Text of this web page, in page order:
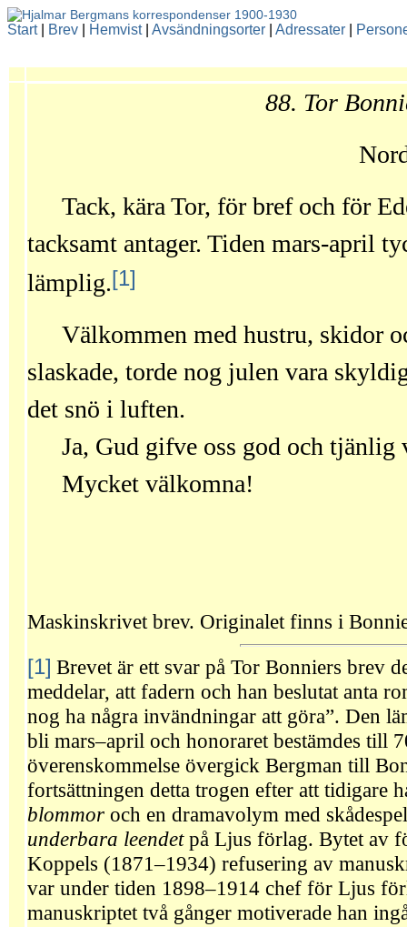
Start| Brev Hemvist| Avsändningsorter Adressater
88. Tor
Tack, kära Tor, för bref och för
tacksamt antager. Tiden mars-april
lämplig.[1]
Välkommen med hustru, skidor
slaskade, torde nog julen vara
det snö i luften.
Ja, Gud gifve oss god och tjänlig
Mycket välkomna!
Maskinskrivet brev. Originalet finns i
[1] Brevet är ett svar på Tor Bonniers brev
meddelar, att fadern och han beslutat anta
nog ha några invändningar att göra”. Den
bli mars–april och honoraret bestämdes till
överenskommelse övergick Bergman till
fortsättningen detta trogen efter att tidigare
blommor och en dramavolym med
underbara leendetpå Ljus förlag. Bytet av
Koppels (1871–1934) refusering av
var under tiden 1898–1914 chef för Ljus
manuskriptet två gånger motiverade han